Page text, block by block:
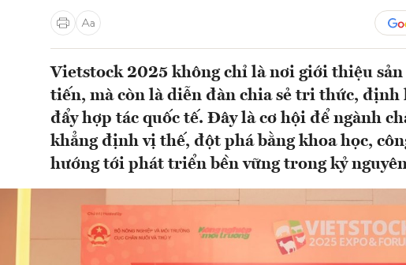
Vietstock 2025 không chỉ là nơi giới thiệu
tiến, mà còn là diễn đàn chia sẻ tri thức, định
đẩy hợp tác quốc tế. Đây là cơ hội để ngành
khẳng định vị thế, đột phá bằng khoa học,
hướng tới phát triển bền vững trong kỷ